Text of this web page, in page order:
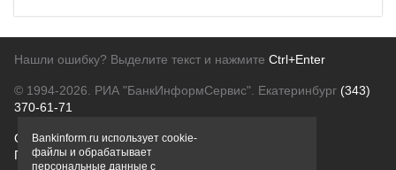
Нашли ошибку? Выделите текст и нажмите Ctrl+Enter
© 1994-2026. РИА "БанкИнформСервис". Екатеринбург (343)
370-61-71
О проектеПолитика конфиденциальности
Правовая информацияДля рекламодателей
Bankinform.ru использует cookie-
файлы и обрабатывает
персональные данные с